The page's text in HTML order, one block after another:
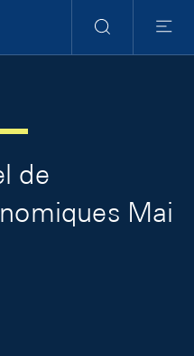
RechercheMenu
de
Mai